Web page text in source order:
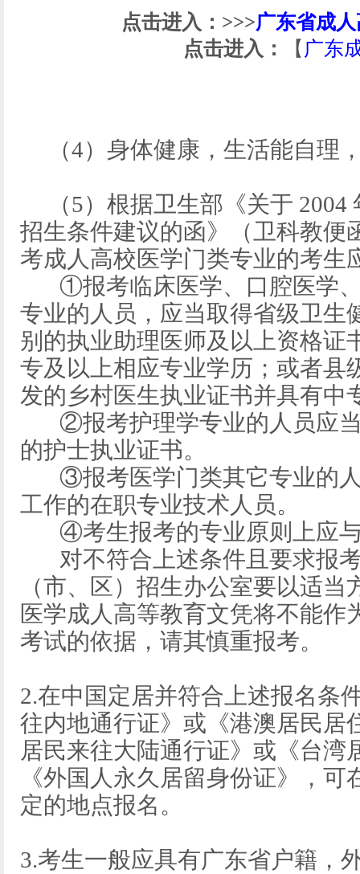
点击进入：>>>广东省成
点击进入：
【 广东
（4）身体健康，生活能自理
（5）根据卫生部《关于 2004
招生条件建议的函》（卫科教便
考成人高校医学门类专业的考生
①报考临床医学、口腔医学、
专业的人员，应当取得省级卫生
别的执业助理医师及以上资格证
专及以上相应专业学历；或者县
发的乡村医生执业证书并具有中
②报考护理学专业的人员应当
的护士执业证书。
③报考医学门类其它专业的人
工作的在职专业技术人员。
④考生报考的专业原则上应与
对不符合上述条件且要求报
（市、区）招生办公室要以适
医学成人高等教育文凭将不能作
考试的依据，请其慎重报考。
2.在中国定居并符合上述报名条
往内地通行证》或《港澳居民居
居民来往大陆通行证》或《台湾
《外国人永久居留身份证》，
定的地点报名。
3.考生一般应具有广东省户籍，